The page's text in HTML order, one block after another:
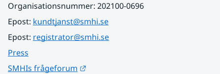
Organisationsnummer: 202100-0696
Epost: kundtjanst@smhi.se
Epost: registrator@smhi.se
Press
SMHIs frågeforum